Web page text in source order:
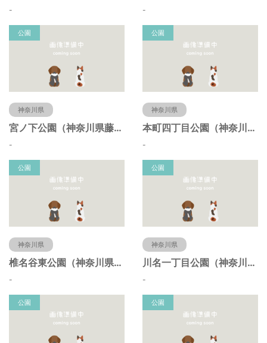
- -
公園
神奈川県
宮ノ下公園（神奈川県藤沢市）
-
公園
神奈川県
本町四丁目公園（神奈川県藤沢市）
-
公園
神奈川県
椎名谷東公園（神奈川県藤沢市）
-
公園
神奈川県
川名一丁目公園（神奈川県藤沢市）
-
公園 公園